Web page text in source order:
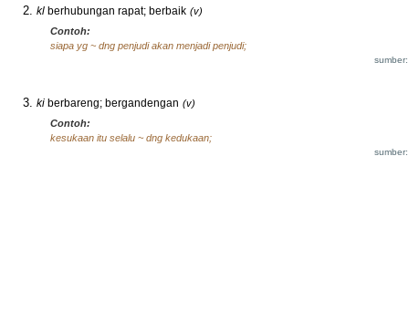
kl berhubungan rapat; berbaik (v)
Contoh:
siapa yg ~ dng penjudi akan menjadi penjudi;
ki berbareng; bergandengan (v)
Contoh:
kesukaan itu selalu ~ dng kedukaan;